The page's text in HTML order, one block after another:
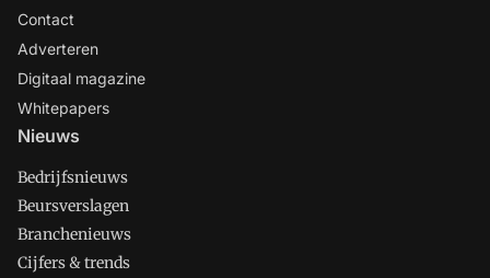
Contact
Adverteren
Digitaal magazine
Whitepapers
Nieuws
Bedrijfsnieuws
Beursverslagen
Branchenieuws
Cijfers & trends